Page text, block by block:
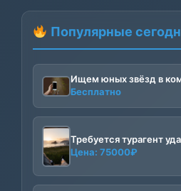
Популярные
Ищем юных звёзд в
Бесплатно
Требуется турагент
Цена: 75000₽